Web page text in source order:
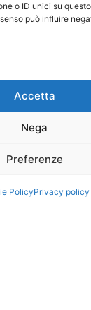
o ID unici su
può influire
Accetta
Nega
Preferenze
PolicyPrivacy policy
Turistica/IAT